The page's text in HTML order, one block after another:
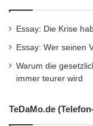
Essay: Die Krise
Essay: Wer seinen
Warum die
immer teurer wird
TeDaMo.de